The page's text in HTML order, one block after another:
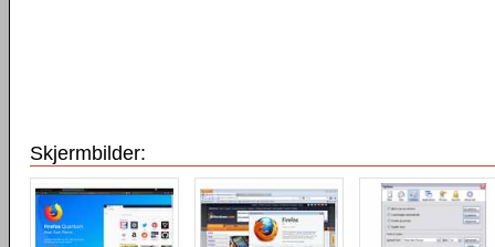
Skjermbilder: